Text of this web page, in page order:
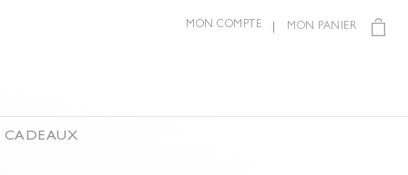
MON PANIER
MON COMPTE
CADEAUX